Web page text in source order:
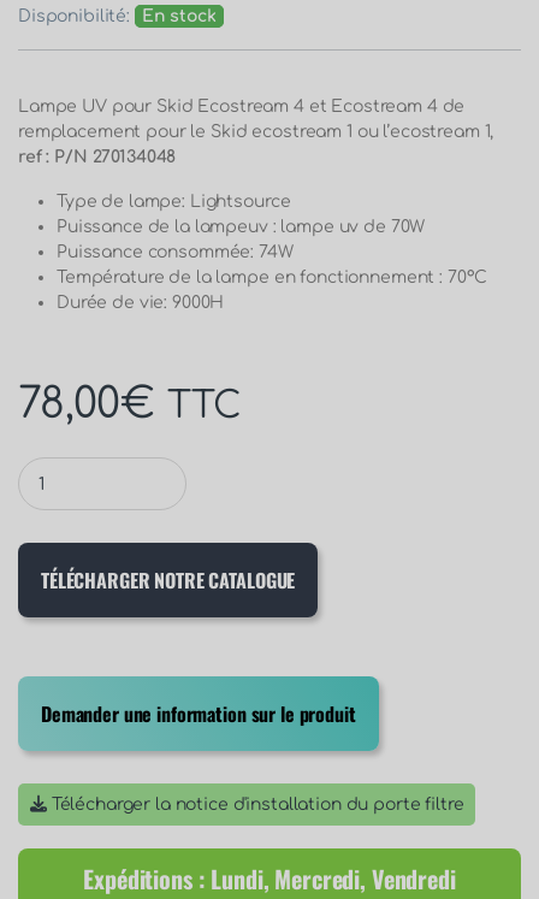
Disponibilité:
En stock
Lampe UV pour Skid Ecostream 4 et Ecostream 4 de
remplacement pour le Skid ecostream 1 ou l’ecostream 1,
ref : P/N 270134048
Type de lampe: Lightsource
Puissance de la lampeuv : lampe uv de 70W
Puissance consommée: 74W
Température de la lampe en fonctionnement : 70°C
Durée de vie: 9000H
78,00€ TTC
TÉLÉCHARGER NOTRE CATALOGUE
Demander une information sur le produit
Télécharger la notice d'installation du porte filtre
Expéditions : Lundi, Mercredi, Vendredi